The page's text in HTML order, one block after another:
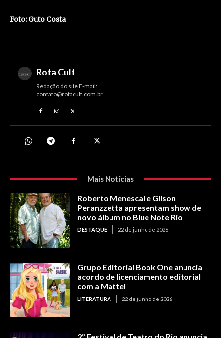
Foto: Guto Costa
Rota Cult
Redação do site E-mail:
contato@rotacult.com.br
Mais Notícias
Roberto Menescal e Gilson
Peranzzetta apresentam show de
novo álbum no Blue Note Rio
DESTAQUE 22 de junho de 2026
Grupo Editorial Book One anuncia
acordo de licenciamento editorial
com a Mattel
LITERATURA 22 de junho de 2026